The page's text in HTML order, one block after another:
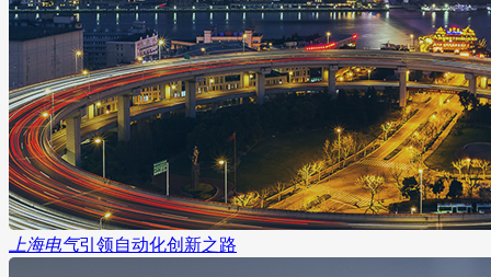
上海电气引领自动化创新之路